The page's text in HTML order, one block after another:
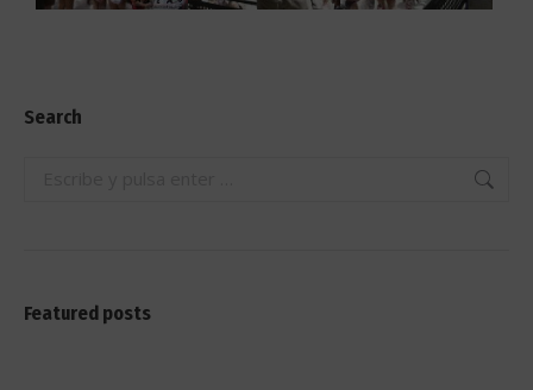
Search
Featured posts